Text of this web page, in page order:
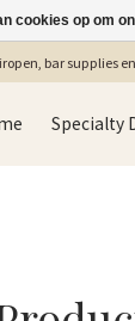
bar supplies
Specialty
cookies op om